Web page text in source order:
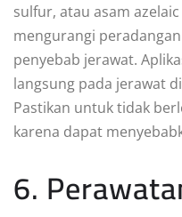
sulfur, atau asam
mengurangi
penyebab jerawat.
langsung pada jerawat
Pastikan untuk tidak
karena dapat
6.